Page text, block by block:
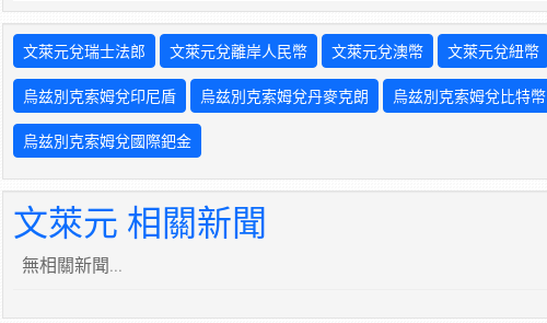
文萊元兌瑞士法郎 文萊元兌離岸人民幣 文萊元兌澳幣 文萊元兌紐幣
烏兹別克索姆兌印尼盾 烏兹別克索姆兌丹麥克朗 烏兹別克索姆兌比特幣
烏兹別克索姆兌國際鈀金
文萊元 相關新聞
無相關新聞...